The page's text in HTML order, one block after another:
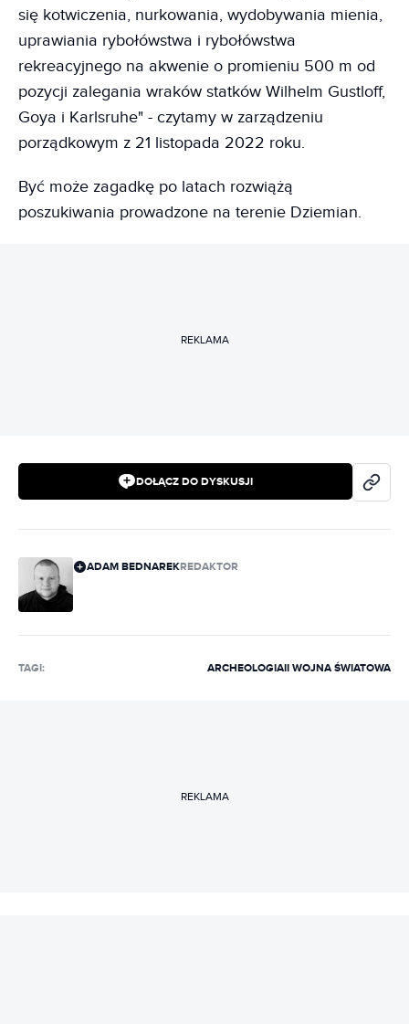
się kotwiczenia, nurkowania, wydobywania mienia,
uprawiania rybołówstwa i rybołówstwa
rekreacyjnego na akwenie o promieniu 500 m od
pozycji zalegania wraków statków Wilhelm Gustloff,
Goya i Karlsruhe" - czytamy w zarządzeniu
porządkowym z 21 listopada 2022 roku.
Być może zagadkę po latach rozwiążą
poszukiwania prowadzone na terenie Dziemian.
REKLAMA
DOŁĄCZ DO DYSKUSJI
ADAM BEDNAREKREDAKTOR
TAGI: ARCHEOLOGIAII WOJNA ŚWIATOWA
REKLAMA